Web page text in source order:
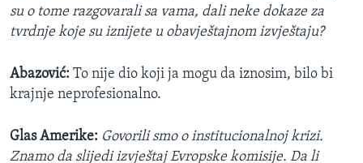
su o tome razgovarali sa vama, dali neke dokaze za
tvrdnje koje su iznijete u obavještajnom izvještaju?
Abazović: To nije dio koji ja mogu da iznosim, bilo bi
krajnje neprofesionalno.
Glas Amerike: Govorili smo o institucionalnoj krizi.
Znamo da slijedi izvještaj Evropske komisije. Da li